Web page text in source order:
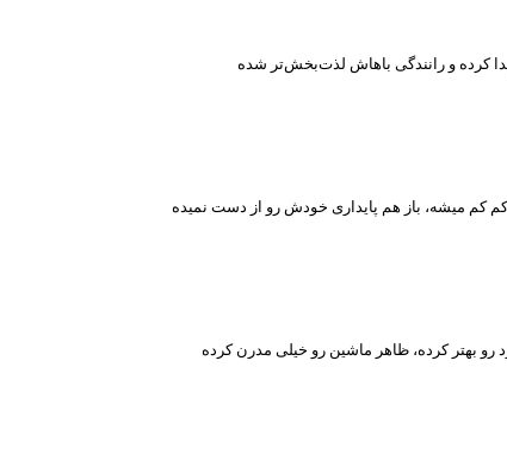
کرده و رانندگی باهاش لذت‌بخش‌تر شده
کم کم میشه، باز هم پایداری خودش رو از دست نمیده
بهتر کرده، ظاهر ماشین رو خیلی مدرن کرده